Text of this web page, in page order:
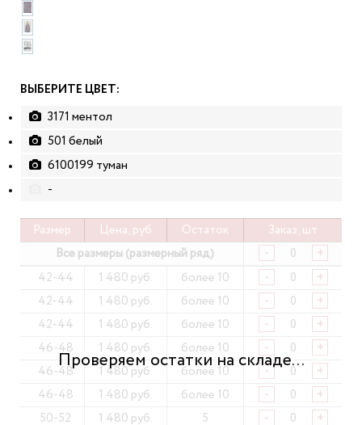
ВЫБЕРИТЕ ЦВЕТ:
3171 ментол
501 белый
6100199 туман
-
Размер Цена, руб Остаток
Заказ, шт
Все размеры (размерный ряд)
- +
42-44 1 480 руб. более 10 - +
42-44 1 480 руб. более 10 - +
42-44 1 480 руб. более 10 - +
46-48 1 480 руб. более 10 - +
46-48 1 480 руб. более 10 - +
46-48 1 480 руб. более 10 - +
50-52 1 480 руб. 5 - +